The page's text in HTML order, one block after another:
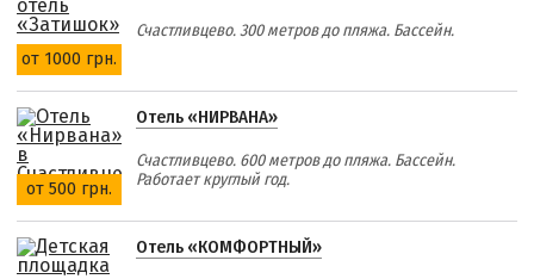
от 1000 грн.
Счастливцево. 300 метров до пляжа. Бассейн.
от 500 грн.
Отель «НИРВАНА»
Счастливцево. 600 метров до пляжа. Бассейн.
Работает круглый год.
Отель «КОМФОРТНЫЙ»